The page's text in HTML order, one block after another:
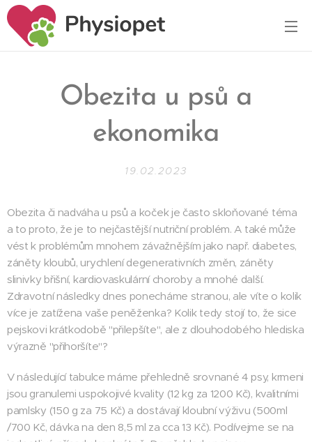
Obezita u psů a
ekonomika
19.02.2023
Obezita či nadváha u psů a koček je často skloňované téma
a to proto, že je to nejčastější nutriční problém. A také může
vést k problémům mnohem závažnějším jako např. diabetes,
záněty kloubů, urychlení degenerativních změn, záněty
slinivky břišní, kardiovaskulární choroby a mnohé další.
Zdravotní následky dnes ponecháme stranou, ale víte o kolik
více je zatížena vaše peněženka? Kolik tedy stojí to, že sice
pejskovi krátkodobě "přilepšíte", ale z dlouhodobého hlediska
výrazně "přihoršíte"?
V následující tabulce máme přehledně srovnané 4 psy, krmeni
jsou granulemi uspokojivé kvality (12 kg za 1200 Kč), kvalitními
pamlsky (150 g za 75 Kč) a dostávají kloubní výživu (500ml
/700 Kč, dávka na den 8,5 ml za cca 13 Kč). Podívejme se na